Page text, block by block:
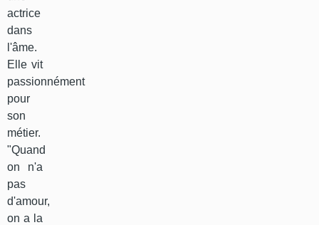
actrice
dans
l'âme.
Elle vit
passionnément
pour
son
métier.
"Quand
on n'a
pas
d'amour,
on a la